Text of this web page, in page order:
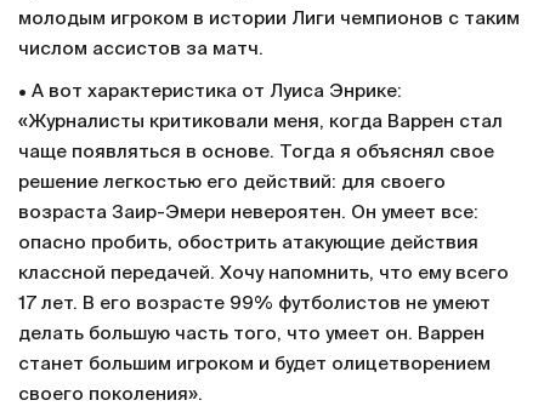
молодым игроком в истории Лиги чемпионов с таким
числом ассистов за матч.
• А вот характеристика от Луиса Энрике:
«Журналисты критиковали меня, когда Варрен стал
чаще появляться в основе. Тогда я объяснял свое
решение легкостью его действий: для своего
возраста Заир-Эмери невероятен. Он умеет все:
опасно пробить, обострить атакующие действия
классной передачей. Хочу напомнить, что ему всего
17 лет. В его возрасте 99% футболистов не умеют
делать большую часть того, что умеет он. Варрен
станет большим игроком и будет олицетворением
своего поколения».